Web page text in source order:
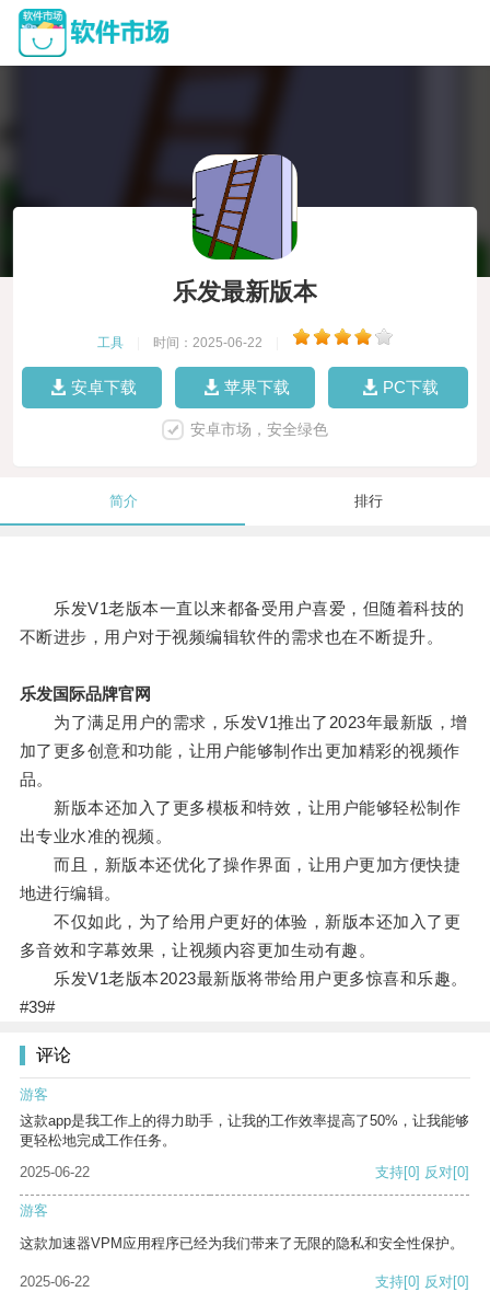
乐发最新版本
工具 时间：2025-06-22
安卓下载 苹果下载 PC下载
安卓市场，安全绿色
简介 排行
乐发V1老版本一直以来都备受用户喜爱，但随着科技的
不断进步，用户对于视频编辑软件的需求也在不断提升。
乐发国际品牌官网
为了满足用户的需求，乐发V1推出了2023年最新版，增
加了更多创意和功能，让用户能够制作出更加精彩的视频作
品。
新版本还加入了更多模板和特效，让用户能够轻松制作
出专业水准的视频。
而且，新版本还优化了操作界面，让用户更加方便快捷
地进行编辑。
不仅如此，为了给用户更好的体验，新版本还加入了更
多音效和字幕效果，让视频内容更加生动有趣。
乐发V1老版本2023最新版将带给用户更多惊喜和乐趣。
#39#
评论
游客
这款app是我工作上的得力助手，让我的工作效率提高了50%，让我能够
更轻松地完成工作任务。
2025-06-22
支持[0] 反对[0]
游客
这款加速器VPM应用程序已经为我们带来了无限的隐私和安全性保护。
2025-06-22 支持[0] 反对[0]